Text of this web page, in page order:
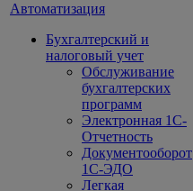
Автоматизация
Бухгалтерский и
налоговый учет
Обслуживание
бухгалтерских
программ
Электронная 1С-
Отчетность
Документооборот
1С-ЭДО
Легкая